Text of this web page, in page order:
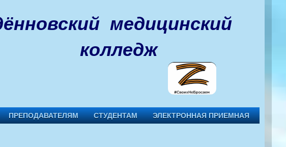
медицинский
колледж
ПРЕПОДАВАТЕЛЯМ СТУДЕНТАМ ЭЛЕКТРОННАЯ ПРИЕМНАЯ